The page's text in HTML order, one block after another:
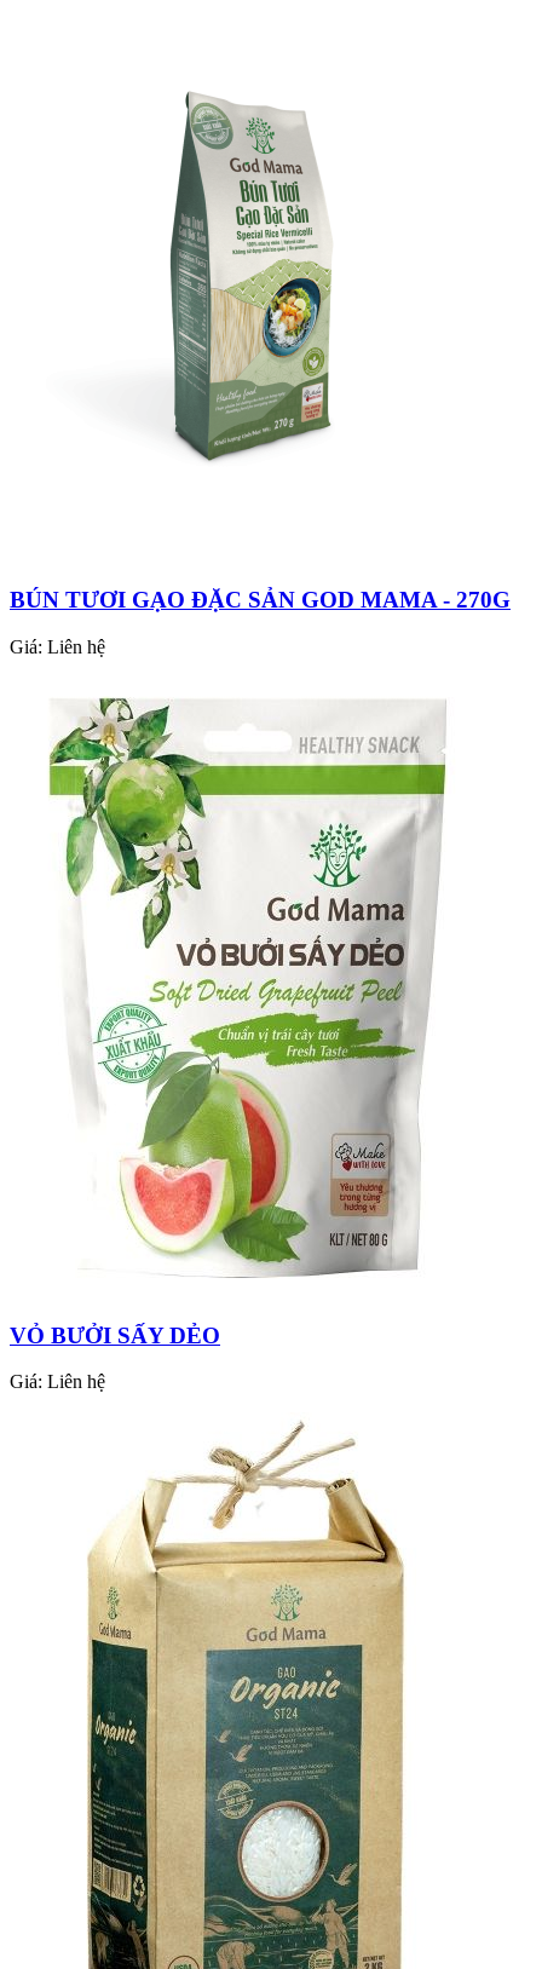
BÚN TƯƠI GẠO ĐẶC SẢN GOD MAMA - 270G
Giá: Liên hệ
VỎ BƯỞI SẤY DẺO
Giá: Liên hệ